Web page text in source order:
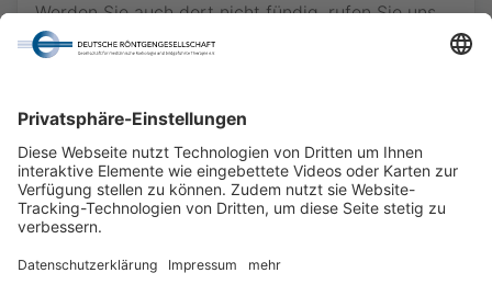
Werden Sie auch dort nicht fündig, rufen Sie uns
gern via
030 - 916 070 - 66
Sie eine E-Mail an